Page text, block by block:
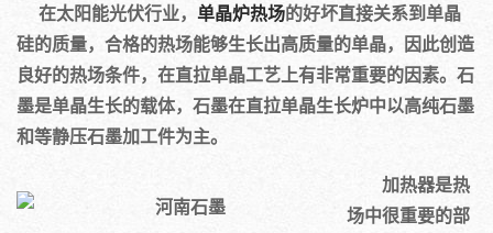
在太阳能光伏行业， 单晶炉热场的好坏直接关系到单晶
硅的质量，合格的热场能够生长出高质量的单晶，因此创造
良好的热场条件，在直拉单晶工艺上有非常重要的因素。石
墨是单晶生长的载体，石墨在直拉单晶生长炉中以高纯石墨
和等静压石墨加工件为主。
加热器是热
场中很重要的部